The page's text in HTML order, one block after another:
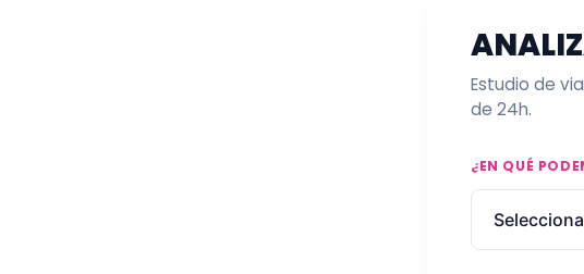
Estudio de
de 24h.
¿EN QUÉ